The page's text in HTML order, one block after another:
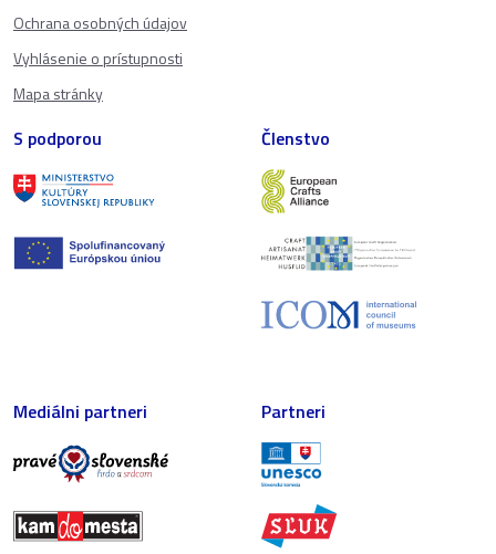
Ochrana osobných údajov
Vyhlásenie o prístupnosti
Mapa stránky
S podporou Členstvo
Mediálni partneri Partneri